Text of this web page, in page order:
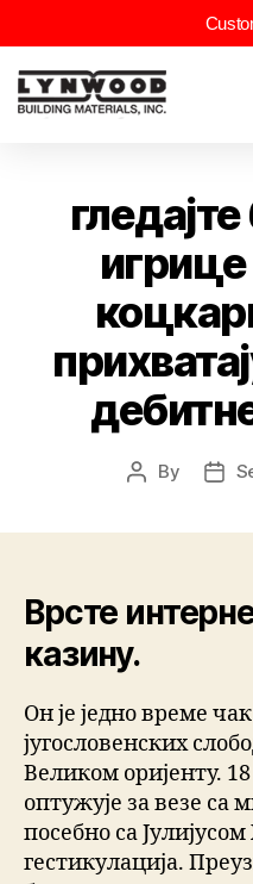
By
Врсте
казину.
Он је једно време
југословенских
Великом оријенту.
оптужује за везе са
посебно са
гестикулација.